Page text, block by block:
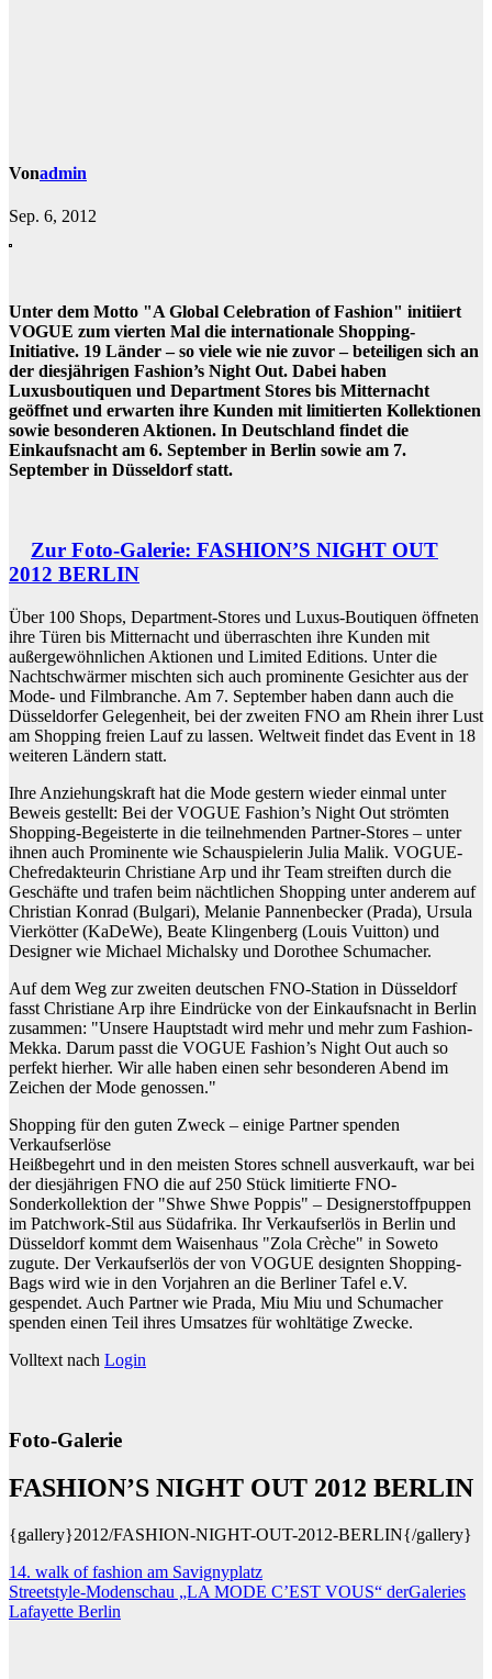
Vonadmin
Sep. 6, 2012
Unter dem Motto "A Global Celebration of Fashion" initiiert
VOGUE zum vierten Mal die internationale Shopping-
Initiative. 19 Länder – so viele wie nie zuvor – beteiligen sich an
der diesjährigen Fashion’s Night Out. Dabei haben
Luxusboutiquen und Department Stores bis Mitternacht
geöffnet und erwarten ihre Kunden mit limitierten Kollektionen
sowie besonderen Aktionen. In Deutschland findet die
Einkaufsnacht am 6. September in Berlin sowie am 7.
September in Düsseldorf statt.
Zur Foto-Galerie: FASHION’S NIGHT OUT
2012 BERLIN
Über 100 Shops, Department-Stores und Luxus-Boutiquen öffneten
ihre Türen bis Mitternacht und überraschten ihre Kunden mit
außergewöhnlichen Aktionen und Limited Editions. Unter die
Nachtschwärmer mischten sich auch prominente Gesichter aus der
Mode- und Filmbranche. Am 7. September haben dann auch die
Düsseldorfer Gelegenheit, bei der zweiten FNO am Rhein ihrer Lust
am Shopping freien Lauf zu lassen. Weltweit findet das Event in 18
weiteren Ländern statt.
Ihre Anziehungskraft hat die Mode gestern wieder einmal unter
Beweis gestellt: Bei der VOGUE Fashion’s Night Out strömten
Shopping-Begeisterte in die teilnehmenden Partner-Stores – unter
ihnen auch Prominente wie Schauspielerin Julia Malik. VOGUE-
Chefredakteurin Christiane Arp und ihr Team streiften durch die
Geschäfte und trafen beim nächtlichen Shopping unter anderem auf
Christian Konrad (Bulgari), Melanie Pannenbecker (Prada), Ursula
Vierkötter (KaDeWe), Beate Klingenberg (Louis Vuitton) und
Designer wie Michael Michalsky und Dorothee Schumacher.
Auf dem Weg zur zweiten deutschen FNO-Station in Düsseldorf
fasst Christiane Arp ihre Eindrücke von der Einkaufsnacht in Berlin
zusammen: "Unsere Hauptstadt wird mehr und mehr zum Fashion-
Mekka. Darum passt die VOGUE Fashion’s Night Out auch so
perfekt hierher. Wir alle haben einen sehr besonderen Abend im
Zeichen der Mode genossen."
Shopping für den guten Zweck – einige Partner spenden
Verkaufserlöse
Heißbegehrt und in den meisten Stores schnell ausverkauft, war bei
der diesjährigen FNO die auf 250 Stück limitierte FNO-
Sonderkollektion der "Shwe Shwe Poppis" – Designerstoffpuppen
im Patchwork-Stil aus Südafrika. Ihr Verkaufserlös in Berlin und
Düsseldorf kommt dem Waisenhaus "Zola Crèche" in Soweto
zugute. Der Verkaufserlös der von VOGUE designten Shopping-
Bags wird wie in den Vorjahren an die Berliner Tafel e.V.
gespendet. Auch Partner wie Prada, Miu Miu und Schumacher
spenden einen Teil ihres Umsatzes für wohltätige Zwecke.
Volltext nach Login
Foto-Galerie
FASHION’S NIGHT OUT 2012 BERLIN
{gallery}2012/FASHION-NIGHT-OUT-2012-BERLIN{/gallery}
Beitragsnavigation
14. walk of fashion am Savignyplatz
Streetstyle-Modenschau „LA MODE C’EST VOUS“ derGaleries
Lafayette Berlin